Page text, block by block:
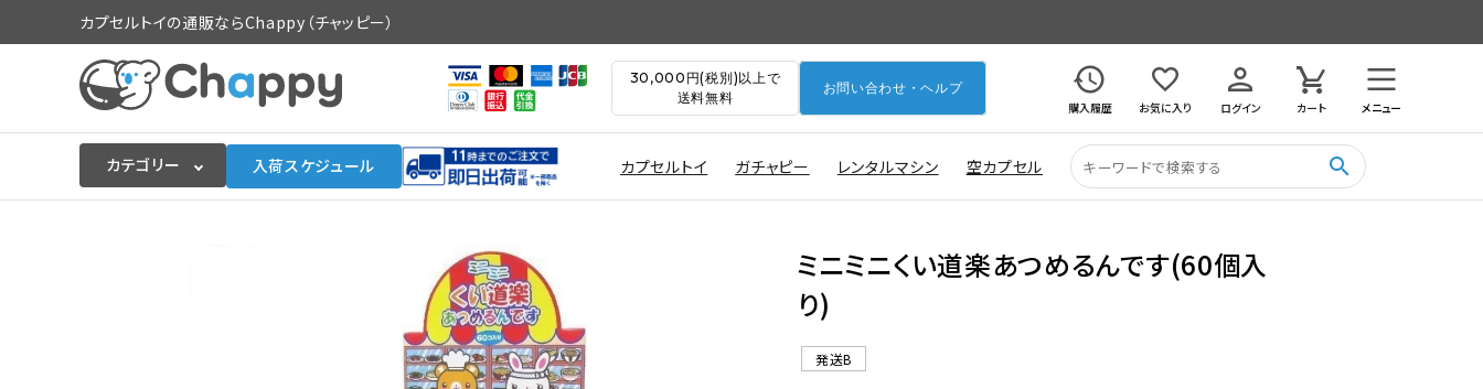
カプセルトイの通販ならChappy（チャッピー）
30,000円(税別)以上で
送料無料
お問い合わせ・ヘルプ
購入履歴
お気に入り ログイン カート メニュー
カテゴリー 入荷スケジュール カプセルトイ ガチャピー レンタルマシン 空カプセル search
ミニミニくい道楽あつめるんです(60個入
り)
発送B